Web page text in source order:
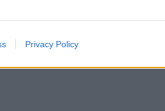
Privacy Policy